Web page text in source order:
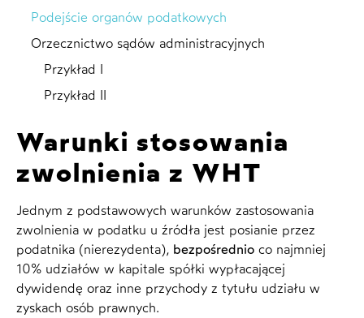
Podejście organów podatkowych
Orzecznictwo sądów administracyjnych
Przykład I
Przykład II
Warunki stosowania
zwolnienia z WHT
Jednym z podstawowych warunków zastosowania
zwolnienia w podatku u źródła jest posianie przez
podatnika (nierezydenta), bezpośrednio co najmniej
10% udziałów w kapitale spółki wypłacającej
dywidendę oraz inne przychody z tytułu udziału w
zyskach osób prawnych.